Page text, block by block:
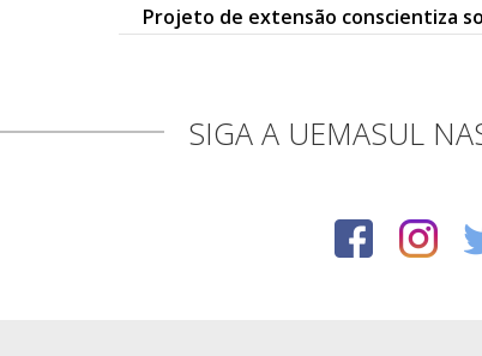
Projeto de extensão conscientiza
SIGA A UEMASUL